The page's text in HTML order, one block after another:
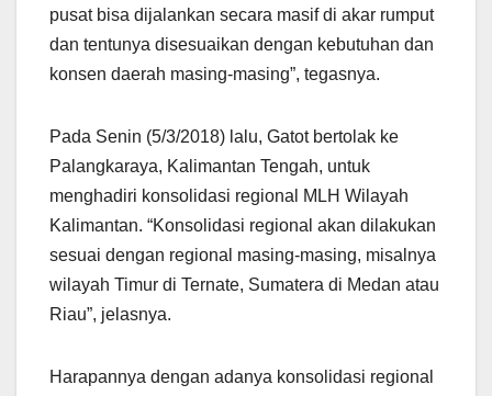
pusat bisa dijalankan secara masif di akar rumput
dan tentunya disesuaikan dengan kebutuhan dan
konsen daerah masing-masing”, tegasnya.
Pada Senin (5/3/2018) lalu, Gatot bertolak ke
Palangkaraya, Kalimantan Tengah, untuk
menghadiri konsolidasi regional MLH Wilayah
Kalimantan. “Konsolidasi regional akan dilakukan
sesuai dengan regional masing-masing, misalnya
wilayah Timur di Ternate, Sumatera di Medan atau
Riau”, jelasnya.
Harapannya dengan adanya konsolidasi regional